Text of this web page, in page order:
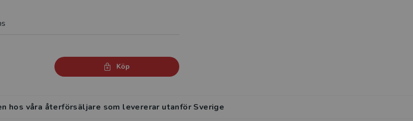
Köp
hos våra återförsäljare som levererar utanför Sverige